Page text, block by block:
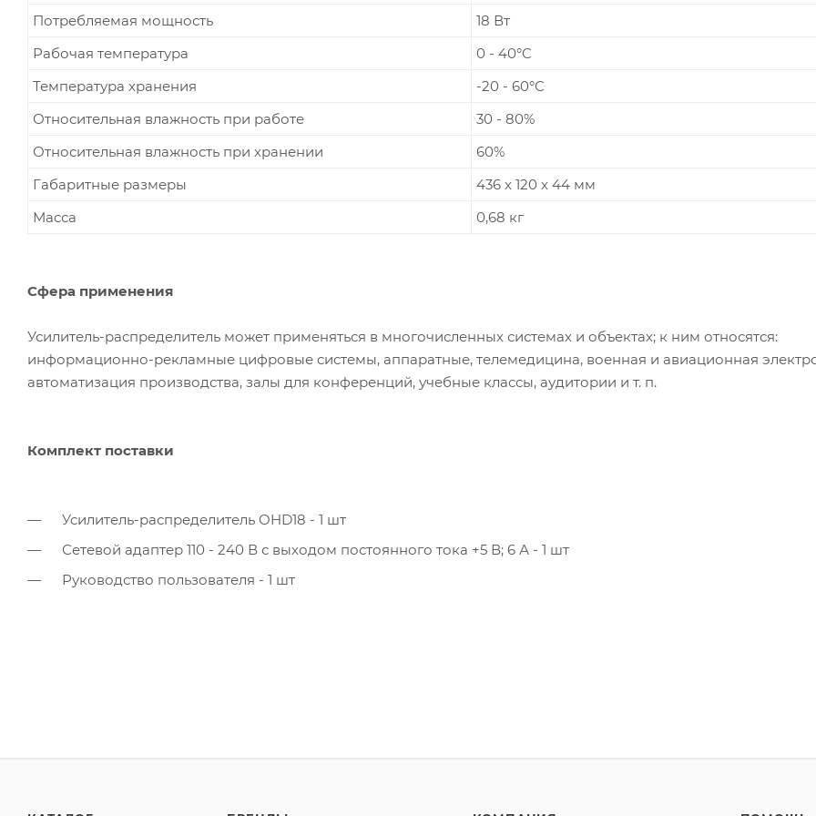
Потребляемая мощность
18 Вт
Рабочая температура
0 - 40°C
Температура хранения
-20 - 60°C
Относительная влажность при работе
30 - 80%
Относительная влажность при хранении
60%
Габаритные размеры
436 х 120 х 44 мм
Масса
0,68 кг
Сфера применения
Усилитель-распределитель может применяться в многочисленных системах и объектах; к ним относятся:
информационно-рекламные цифровые системы, аппаратные, телемедицина, военная и авиационная
автоматизация производства, залы для конференций, учебные классы, аудитории и т. п.
Комплект поставки
Усилитель-распределитель OHD18 - 1 шт
Сетевой адаптер 110 - 240 В с выходом постоянного тока +5 В; 6 А - 1 шт
Руководство пользователя - 1 шт